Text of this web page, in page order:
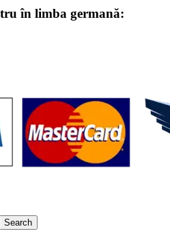
în limba germană:
Search